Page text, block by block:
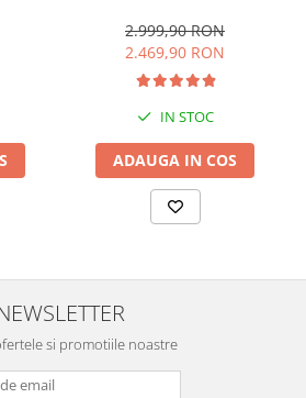
reglabil, Iluminare LED, H
194.5 cm, Negru
2.999,90 RON
2.469,90 RON
IN STOC
ADAUGA IN COS
si promotiile noastre